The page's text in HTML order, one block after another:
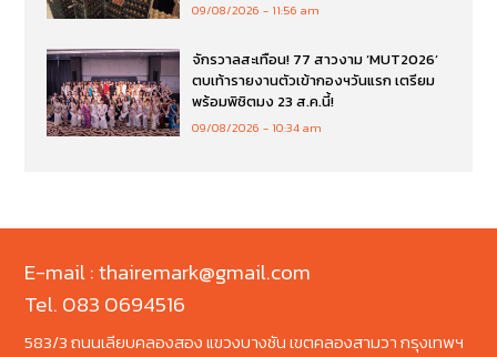
09/08/2026 11:56 am
จักรวาลสะเทือน! 77 สาวงาม ‘MUT2026’
ตบเท้ารายงานตัวเข้ากองฯวันแรก เตรียม
พร้อมพิชิตมง 23 ส.ค.นี้!
09/08/2026 10:34 am
E-mail : thairemark@gmail.com
Tel. 083 0694516
583/3 ถนนเลียบคลองสอง แขวงบางชัน เขตคลองสามวา กรุงเทพฯ